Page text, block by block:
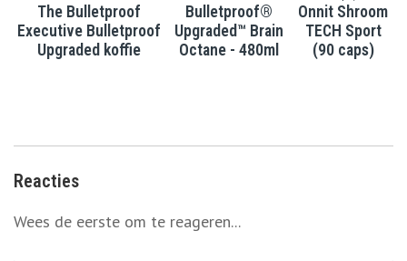
The Bulletproof
Executive Bulletproof
Upgraded koffie
Bulletproof®
Upgraded™ Brain
Octane - 480ml
Onnit Shroom
TECH Sport
(90 caps)
Reacties
Wees de eerste om te reageren...